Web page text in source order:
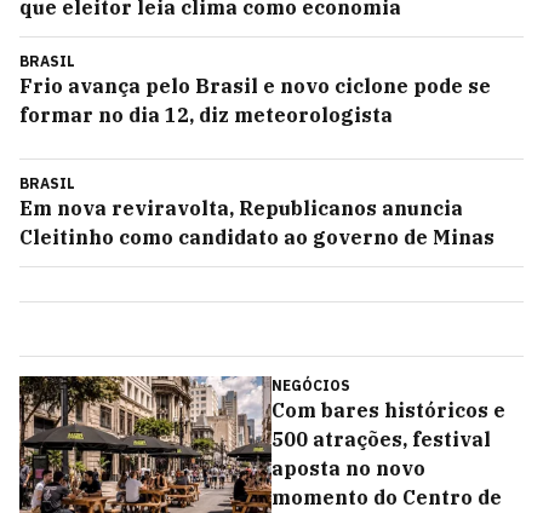
que eleitor leia clima como economia
BRASIL
Frio avança pelo Brasil e novo ciclone pode se
formar no dia 12, diz meteorologista
BRASIL
Em nova reviravolta, Republicanos anuncia
Cleitinho como candidato ao governo de Minas
NEGÓCIOS
Com bares históricos e
500 atrações, festival
aposta no novo
momento do Centro de